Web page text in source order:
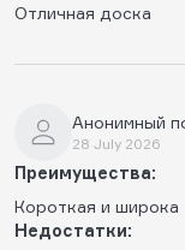
Отличная доска
Анонимный
28 July 2026
Преимущества:
Короткая и широка
Недостатки: